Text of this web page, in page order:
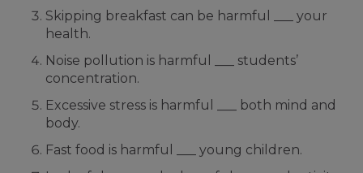
Skipping breakfast can be harmful ___ your
health.
Noise pollution is harmful ___ students’
concentration.
Excessive stress is harmful ___ both mind and
body.
Fast food is harmful ___ young children.